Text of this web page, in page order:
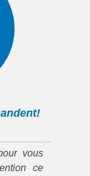
vous
ce